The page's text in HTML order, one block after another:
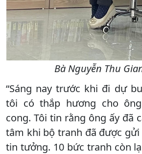
Bà Nguyễn Thu
“Sáng nay trước khi đi dự
tôi có thắp hương cho
cong. Tôi tin rằng ông ấy đã
tâm khi bộ tranh đã được
tin tưởng. 10 bức tranh còn